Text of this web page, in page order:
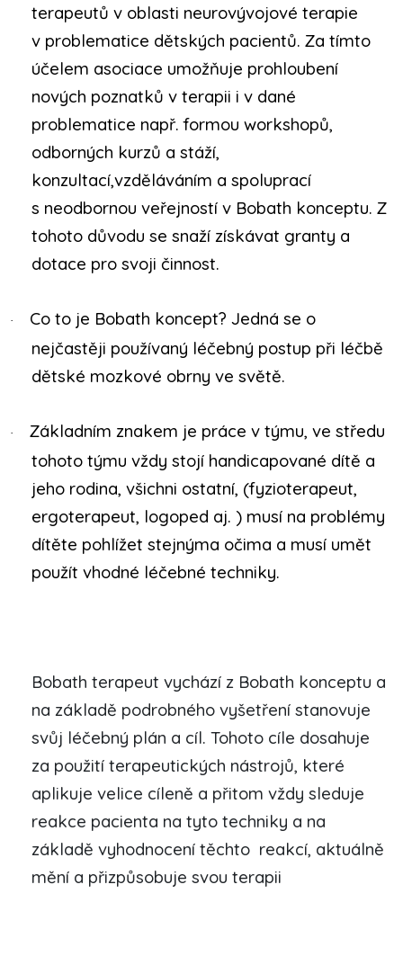
terapeutů v oblasti neurovývojové terapie
v problematice dětských pacientů. Za tímto
účelem asociace umožňuje prohloubení
nových poznatků v terapii i v dané
problematice např. formou workshopů,
odborných kurzů a stáží,
konzultací,vzděláváním a spoluprací
s neodbornou veřejností v Bobath konceptu. Z
tohoto důvodu se snaží získávat granty a
dotace pro svoji činnost.
·
Co to je Bobath koncept? Jedná se o
nejčastěji používaný léčebný postup při léčbě
dětské mozkové obrny ve světě.
·
Základním znakem je práce v týmu, ve středu
tohoto týmu vždy stojí handicapované dítě a
jeho rodina, všichni ostatní, (fyzioterapeut,
ergoterapeut, logoped aj. ) musí na problémy
dítěte pohlížet stejnýma očima a musí umět
použít vhodné léčebné techniky.
Bobath terapeut vychází z Bobath konceptu a
na základě podrobného vyšetření stanovuje
svůj léčebný plán a cíl. Tohoto cíle dosahuje
za použití terapeutických nástrojů, které
aplikuje velice cíleně a přitom vždy sleduje
reakce pacienta na tyto techniky a na
základě vyhodnocení těchto reakcí, aktuálně
mění a přizpůsobuje svou terapii